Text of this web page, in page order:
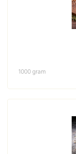
1000 gram